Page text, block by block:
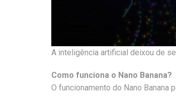
A inteligência artificial deixou de
Como funciona o Nano Banana?
O funcionamento do Nano